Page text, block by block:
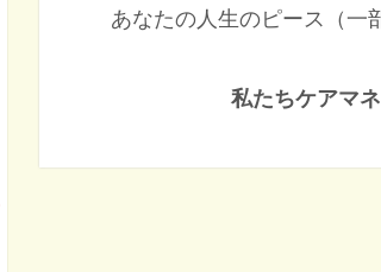
あなたの人生のピース（一
私たちケアマ